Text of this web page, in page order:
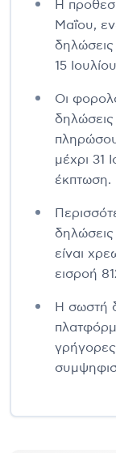
Η
Μαΐου,
δηλώσεις
15
Οι
δηλώσεις
μέχρι 31
έκπτωση.
δηλώσεις
είναι
εισροή
Η σωστή